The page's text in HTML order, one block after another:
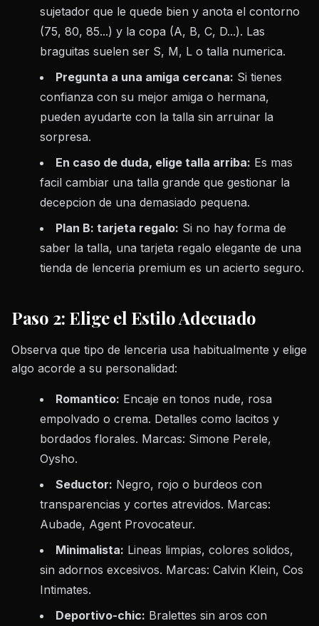
sujetador que le quede bien y anota el contorno
(75, 80, 85...) y la copa (A, B, C, D...). Las
braguitas suelen ser S, M, L o talla numerica.
Pregunta a una amiga cercana: Si tienes
confianza con su mejor amiga o hermana,
pueden ayudarte con la talla sin arruinar la
sorpresa.
En caso de duda, elige talla arriba: Es mas
facil cambiar una talla grande que gestionar la
decepcion de una demasiado pequena.
Plan B: tarjeta regalo: Si no hay forma de
saber la talla, una tarjeta regalo elegante de una
tienda de lenceria premium es un acierto seguro.
Paso 2: Elige el Estilo Adecuado
Observa que tipo de lenceria usa habitualmente y elige
algo acorde a su personalidad:
Romantico: Encaje en tonos nude, rosa
empolvado o crema. Detalles como lacitos y
bordados florales. Marcas: Simone Perele,
Oysho.
Seductor: Negro, rojo o burdeos con
transparencias y cortes atrevidos. Marcas:
Aubade, Agent Provocateur.
Minimalista: Lineas limpias, colores solidos,
sin adornos excesivos. Marcas: Calvin Klein, Cos
Intimates.
Deportivo-chic: Bralettes sin aros con